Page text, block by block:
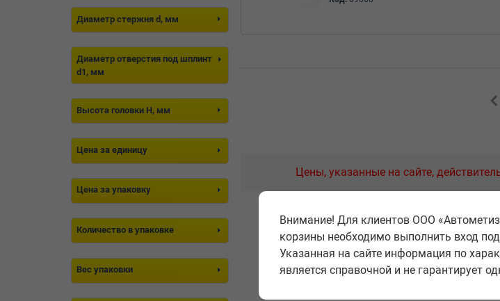
Диаметр стержня d, мм
Диаметр отверстия под шплинт
d1, мм
Высота головки H, мм
Цена за единицу
Цена за упаковку
Количество в упаковке
Вес упаковки
Цены, указанные на сайте,
Внимание! Для клиентов ООО
корзины необходимо выполнить вход
Указанная на сайте информация по
является справочной и не гарантирует